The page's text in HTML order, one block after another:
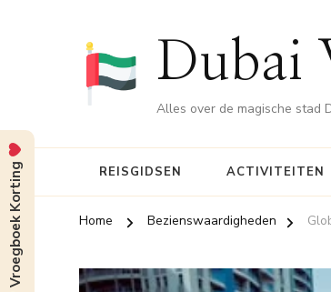
Dubai
Alles over de magische stad
REISGIDSEN ACTIVITEITEN
Home Bezienswaardigheden
Vroegboek Korting